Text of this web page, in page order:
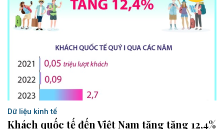
Dữ liệu kinh tế
Khách quốc tế đến Việt Nam tăng tăng 12,4%